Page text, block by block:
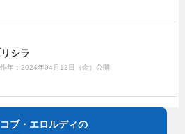
シラ
年：2024年04月12日（金）公開
ブ・エロルディの